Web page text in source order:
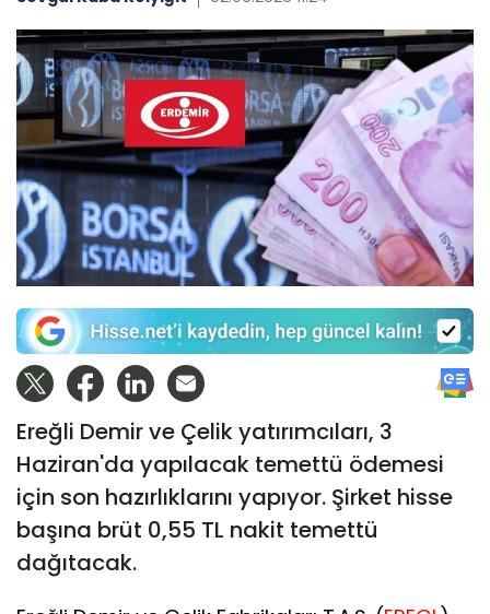
Ereğli Demir ve Çelik yatırımcıları, 3
Haziran'da yapılacak temettü ödemesi
için son hazırlıklarını yapıyor. Şirket hisse
başına brüt 0,55 TL nakit temettü
dağıtacak.